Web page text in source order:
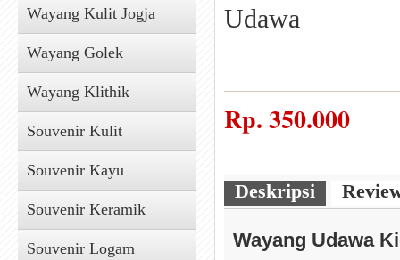
Wayang Kulit Jogja
Wayang Golek
Wayang Klithik
Souvenir Kulit
Souvenir Kayu
Souvenir Keramik
Souvenir Logam
Udawa
Rp.350.000
Deskripsi
Wayang Udawa